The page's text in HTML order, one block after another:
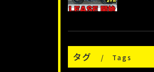
タグ Tags